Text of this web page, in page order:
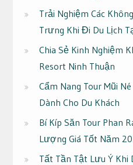
Trải Nghiệm Các
Trưng Khi Đi Du Lịch
Chia Sẻ Kinh Nghiệm
Resort Ninh Thuận
Cẩm Nang Tour Mũi
Dành Cho Du Khách
Bí Kíp Săn Tour Phan
Lượng Giá Tốt Năm
Tất Tần Tật Lưu Ý Khi